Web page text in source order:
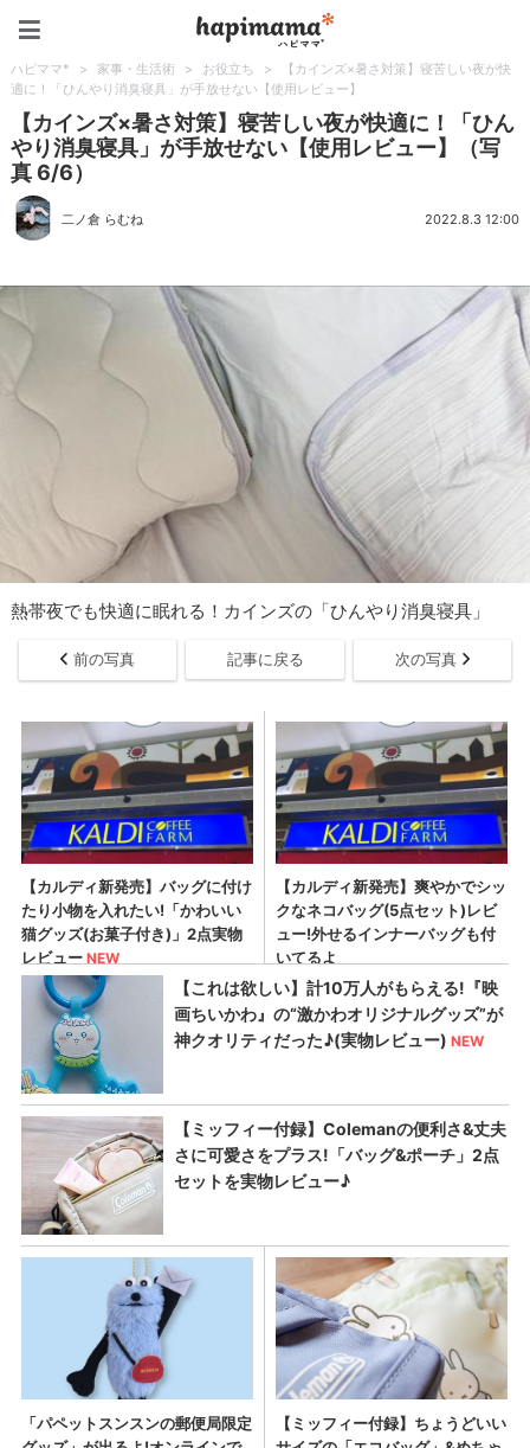
ハピママ* > 家事・生活術 > お役立ち >
【カインズ×暑さ対策】寝苦しい夜が快
適に！「ひんやり消臭寝具」が手放せない【使用レビュー】
【カインズ×暑さ対策】寝苦しい夜が快適に！「ひん
やり消臭寝具」が手放せない【使用レビュー】（写
真 6/6）
二ノ倉 らむね 2022.8.3 12:00
熱帯夜でも快適に眠れる！カインズの「ひんやり消臭寝具」
前の写真 記事に戻る 次の写真